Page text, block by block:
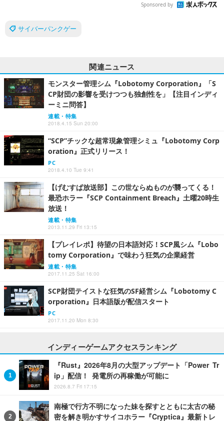
Sponsored by
サイバーパンクゲー
関連ニュース
モンスター管理シム『Lobotomy Corporation』「S
CP財団の影響を受けつつも独創性を」【注目インディ
ーミニ問答】
連載・特集
2018.4.15 Sun 20:00
“SCP”チックな超常現象管理シミュ『Lobotomy Corp
oration』正式リリース！
PC
2018.4.10 Tue 9:41
【げむすぱ放送部】この世ならぬものが襲ってくる！
最恐ホラー『SCP Containment Breach』土曜20時生
放送！
連載・特集
2013.11.29 Fri 13:15
【プレイレポ】待望の日本語対応！SCP風シム『Lobo
tomy Corporation』で味わう狂気の企業経営
連載・特集
2017.11.25 Sat 16:00
SCP財団テイストな狂気のSF経営シム『Lobotomy C
orporation』日本語版が配信スタート
PC
2017.11.20 Mon 8:30
インディーゲームアクセスランキング
『Rust』2026年8月の大型アップデート「Power Tr
ip」配信！ 発電所の再稼働が可能に
2026.8.7 Fri 17:15
南極で行方不明になった妹を探すとともに太古の秘
密を解き明かすサイコホラー『Cryptica』最新トレ